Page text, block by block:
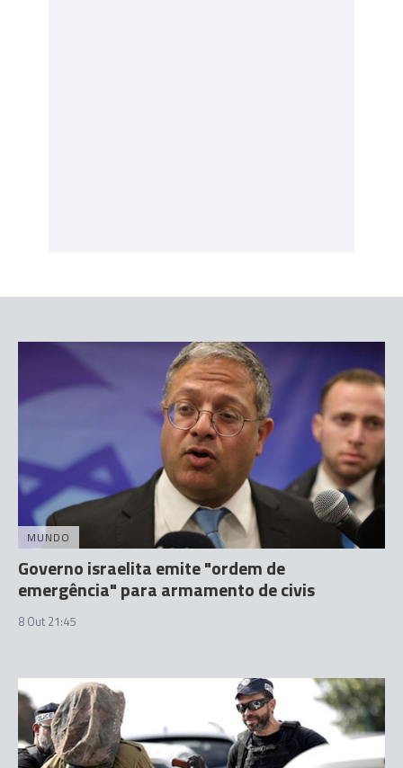
MUNDO
Governo israelita emite "ordem de
emergência" para armamento de civis
8 Out 21:45